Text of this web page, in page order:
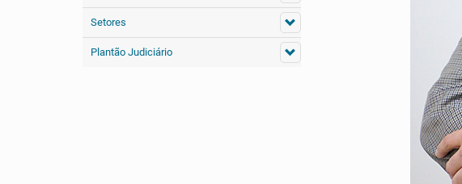
Setores
Plantão Judiciário